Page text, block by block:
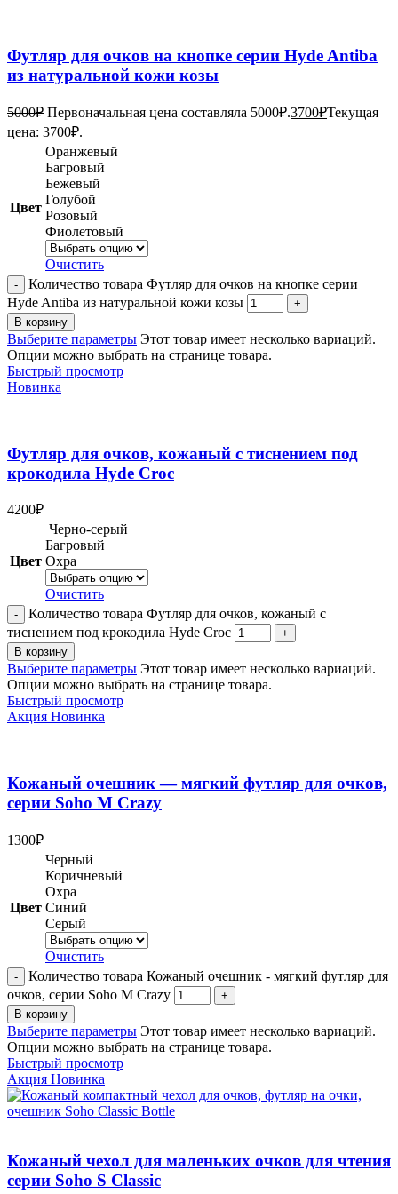
Футляр для очков на кнопке серии Hyde Antiba
из натуральной кожи козы
5000₽ Первоначальная цена составляла 5000₽.3700₽Текущая
цена: 3700₽.
Цвет
Оранжевый
Багровый
Бежевый
Голубой
Розовый
Фиолетовый
Очистить
Количество товара Футляр для очков на кнопке серии
Hyde Antiba из натуральной кожи козы
В корзину
Выберите параметры Этот товар имеет несколько вариаций.
Опции можно выбрать на странице товара.
Быстрый просмотр
Новинка
Футляр для очков, кожаный с тиснением под
крокодила Hyde Croc
4200₽
Цвет
Черно-серый
Багровый
Охра
Очистить
Количество товара Футляр для очков, кожаный с
тиснением под крокодила Hyde Croc
В корзину
Выберите параметры Этот товар имеет несколько вариаций.
Опции можно выбрать на странице товара.
Быстрый просмотр
Акция Новинка
Кожаный очешник — мягкий футляр для очков,
серии Soho M Crazy
1300₽
Цвет
Черный
Коричневый
Охра
Синий
Серый
Очистить
Количество товара Кожаный очешник - мягкий футляр для
очков, серии Soho M Crazy
В корзину
Выберите параметры Этот товар имеет несколько вариаций.
Опции можно выбрать на странице товара.
Быстрый просмотр
Акция Новинка
Кожаный чехол для маленьких очков для чтения
серии Soho S Classic